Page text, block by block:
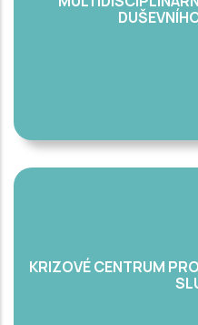
KRIZOVÉ CENTRUM